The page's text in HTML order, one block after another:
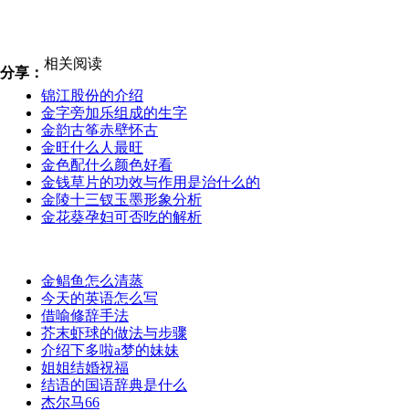
分享：
相关阅读
锦江股份的介绍
金字旁加乐组成的生字
金韵古筝赤壁怀古
金旺什么人最旺
金色配什么颜色好看
金钱草片的功效与作用是治什么的
金陵十三钗玉墨形象分析
金花葵孕妇可否吃的解析
金鲳鱼怎么清蒸
今天的英语怎么写
借喻修辞手法
芥末虾球的做法与步骤
介绍下多啦a梦的妹妹
姐姐结婚祝福
结语的国语辞典是什么
杰尔马66